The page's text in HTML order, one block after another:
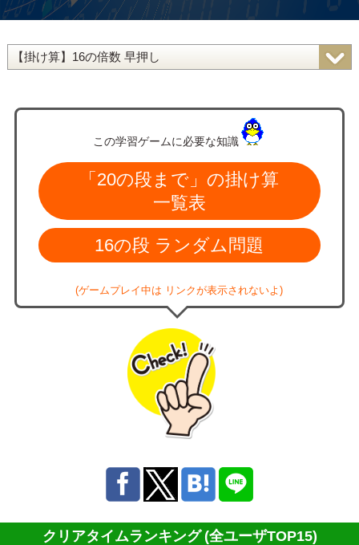
この学習ゲームに必要な知識
「20の段まで」の掛け算
一覧表
16の段 ランダム問題
(ゲームプレイ中は リンクが表示されないよ)
クリアタイムランキング (全ユーザTOP15)